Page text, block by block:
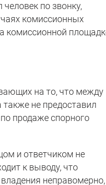
человек по звонку,
комиссионных
комиссионной
на то, что между
не предоставил
продаже спорного
и ответчиком не
к выводу, что
неправомерно,